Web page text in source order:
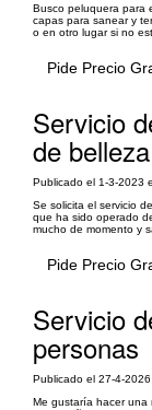
Busco peluquera para
capas para sanear y
o en otro lugar si no
Pide Precio
Servicio
de belleza
Publicado el 1-3-2023
Se solicita el servicio
que ha sido operado
mucho de momento y
Pide Precio
Servicio
personas
Publicado el 27-4-
Me gustaría hacer una